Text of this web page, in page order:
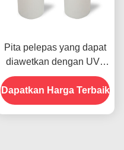
Pita pelepas yang dapat
diawetkan dengan UV -
UV391PY
Dapatkan Harga Terbaik